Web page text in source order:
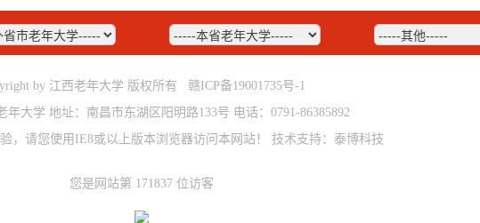
by 江西老年大学 版权所有
赣ICP备19001735号-1
年大学 地址：南昌市东湖区阳明路133号 电话：0791-86385892
，请您使用IE8或以上版本浏览器访问本网站！
技术支持： 泰博科技
您是网站第 171837 位访客